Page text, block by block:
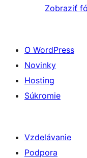
Zobraziť
O WordPress
Novinky
Hosting
Súkromie
Vzdelávanie
Podpora